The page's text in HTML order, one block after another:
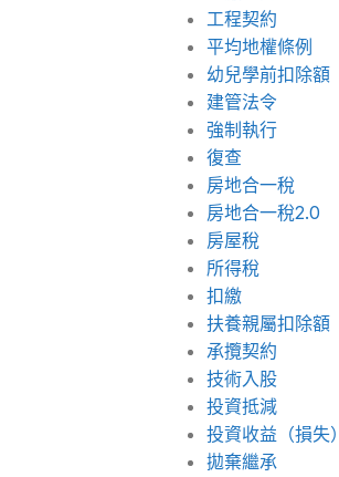
工程契約
平均地權條例
幼兒學前扣除額
建管法令
強制執行
復查
房地合一稅
房地合一稅2.0
房屋稅
所得稅
扣繳
扶養親屬扣除額
承攬契約
技術入股
投資抵減
投資收益（損失）
拋棄繼承